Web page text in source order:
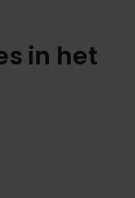
in het